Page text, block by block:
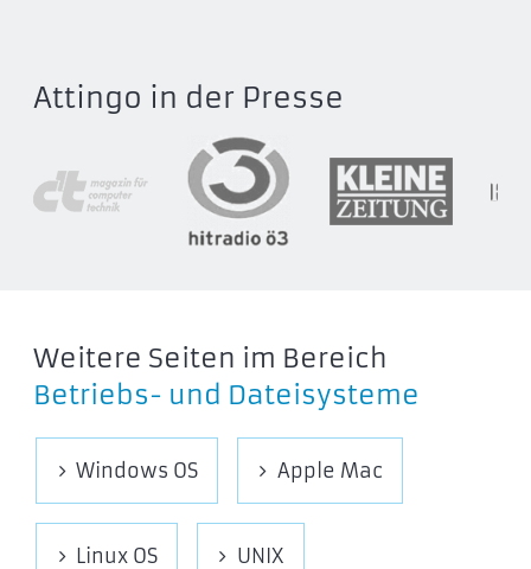
Attingo in der Presse
Weitere Seiten im Bereich
Betriebs- und Dateisysteme
Windows OS Apple Mac
Linux OS UNIX